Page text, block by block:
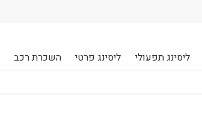
ליסינג תפעולי ליסינג פרטי השכרת רכב